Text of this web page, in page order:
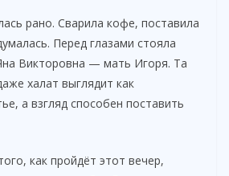
рано. Сварила кофе, поставила
Перед глазами стояла
Викторовна — мать Игоря. Та
халат выглядит как
а взгляд способен поставить
как пройдёт этот вечер,